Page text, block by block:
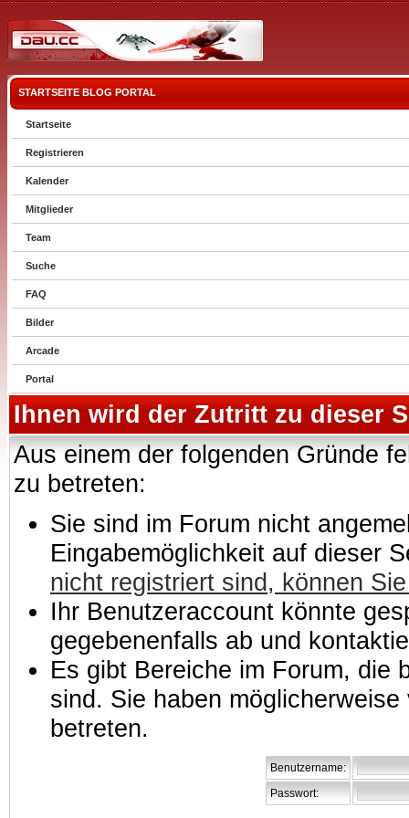
STARTSEITE BLOG PORTAL
Startseite
Registrieren
Kalender
Mitglieder
Team
Suche
FAQ
Bilder
Arcade
Portal
Ihnen wird der Zutritt zu dieser
Aus einem der folgenden Gründe
zu betreten:
Sie sind im Forum nicht
Eingabemöglichkeit auf dieser
nicht registriert sind, können
Ihr Benutzeraccount könnte
gegebenenfalls ab und
Es gibt Bereiche im Forum, die
sind. Sie haben
betreten.
Benutzername:
Passwort: